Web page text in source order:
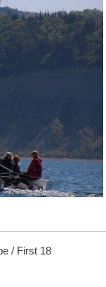
/ First 18